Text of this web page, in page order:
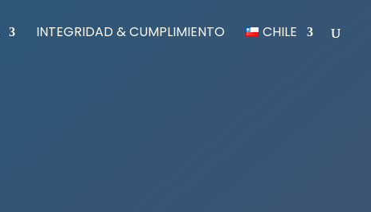
INTEGRIDAD & CUMPLIMIENTO CHILE